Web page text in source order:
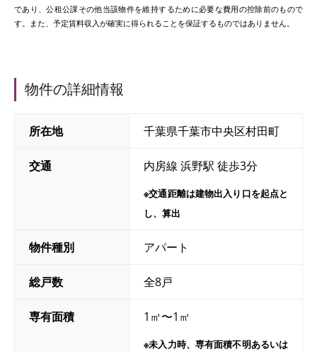
であり、公租公課その他当該物件を維持するために必要な費用の控除前のもので
す。また、予定賃料収入が確実に得られることを保証するものではありません。
物件の詳細情報
所在地 千葉県千葉市中央区村田町
交通 内房線 浜野駅 徒歩3分
※交通距離は建物出入り口を起点と
し、算出
物件種別 アパート
総戸数 全8戸
専有面積 1㎡〜1㎡
※未入力時、専有面積不明あるいは